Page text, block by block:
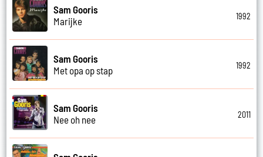
Sam Gooris
Marijke
1992
Sam Gooris
Met opa op stap
1992
Sam Gooris
Nee oh nee
2011